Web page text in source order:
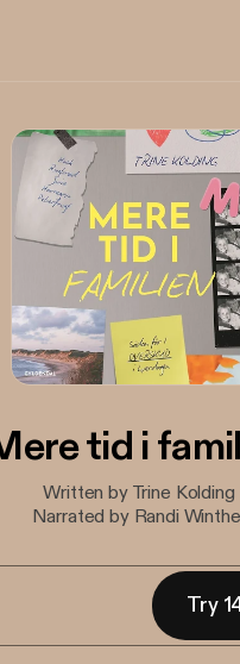
tid i
Written by Trine Kolding
Narrated by Randi
Try